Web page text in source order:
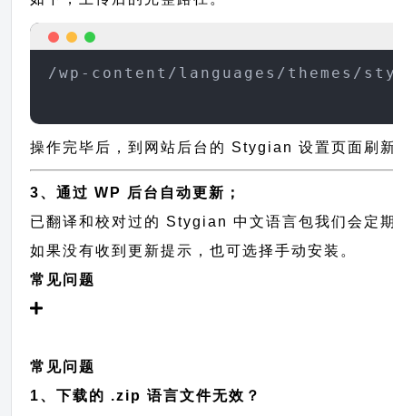
/wp-content/languages/themes/
操作完毕后，到网站后台的 Stygian 设置页面刷
3、通过 WP 后台自动更新；
已翻译和校对过的 Stygian 中文语言包我们会定
如果没有收到更新提示，也可选择手动安装。
常见问题
常见问题
1、下载的 .zip 语言文件无效？